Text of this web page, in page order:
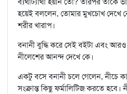
হয়েই বললেন, তোমার মুখচোখ দেখে
শরীর খারাপ।
বনানী বুদ্ধি করে সেই বইটা এবং
নীলেশের আনন্দ দেখে কে।
একটু বসে বনানী চলে গেলেন, নীচে
সংক্রান্ত কিছু ফর্মালিটিজ করতে হবে।